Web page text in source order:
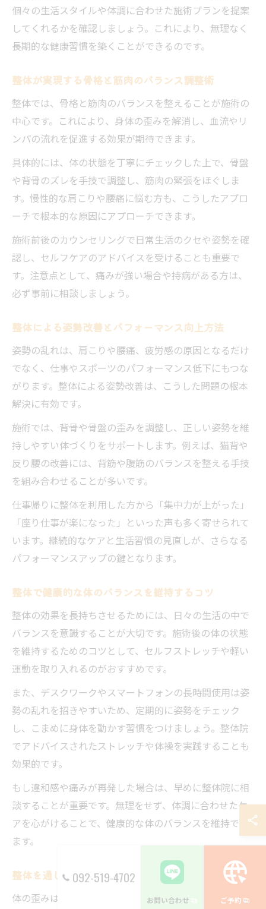
個々の生活スタイルや体調に合わせた施術プランを提案
してくれるかを確認しましょう。これにより、無理なく
長期的な健康習慣を築くことができるのです。
整体が実現する骨格と筋肉のバランス調整術
整体では、骨格と筋肉のバランスを整えることが施術の
中心です。これにより、身体の歪みを解消し、血流やリ
ンパの流れを促進する効果が期待できます。
具体的には、体の状態を丁寧にチェックした上で、骨盤
や背骨のズレを手技で調整し、筋肉の緊張をほぐしま
す。慢性的な肩こりや腰痛に悩む方も、こうしたアプロ
ーチで根本的な原因にアプローチできます。
施術前後のカウンセリングで日常生活のクセや姿勢を確
認し、セルフケアのアドバイスを受けることも重要で
す。注意点として、痛みが強い場合や持病がある方は、
必ず事前に相談しましょう。
整体による姿勢改善とパフォーマンス向上方法
姿勢の乱れは、肩こりや腰痛、疲労感の原因となるだけ
でなく、仕事やスポーツのパフォーマンス低下にもつな
がります。整体による姿勢改善は、こうした問題の根本
解決に有効です。
施術では、背骨や骨盤の歪みを調整し、正しい姿勢を維
持しやすい体づくりをサポートします。例えば、猫背や
反り腰の改善には、背筋や腹筋のバランスを整える手技
を組み合わせることが多いです。
仕事帰りに整体を利用した方から「集中力が上がった」
「座り仕事が楽になった」といった声も多く寄せられて
います。継続的なケアと生活習慣の見直しが、さらなる
パフォーマンスアップの鍵となります。
整体で健康的な体のバランスを維持するコツ
整体の効果を長持ちさせるためには、日々の生活の中で
バランスを意識することが大切です。施術後の体の状態
を維持するためのコツとして、セルフストレッチや軽い
運動を取り入れるのがおすすめです。
また、デスクワークやスマートフォンの長時間使用は姿
勢の乱れを招きやすいため、定期的に姿勢をチェック
し、こまめに身体を動かす習慣をつけましょう。整体院
でアドバイスされたストレッチや体操を実践することも
効果的です。
もし違和感や痛みが再発した場合は、早めに整体院に相
談することが重要です。無理をせず、体調に合わせたケ
アを心がけることで、健康的な体のバランスを維持でき
ます。
整体を通じて体の歪みを整える秘訣を学ぶ
体の歪みは、日常のクセや長年の生活習慣から生じるこ
092-519-4702
お問い合わせ ご予約